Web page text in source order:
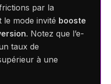
par la
mode invité booste
. Notez que l’e-
taux de
à une